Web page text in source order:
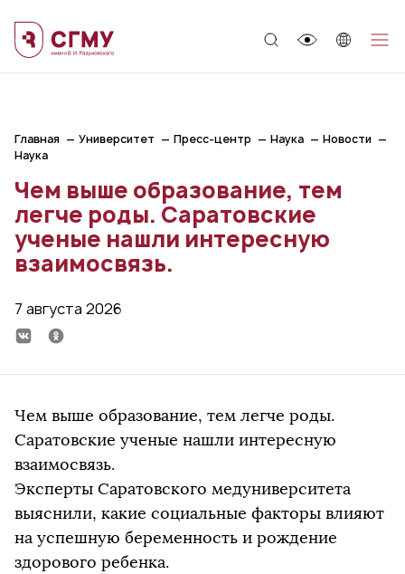
Главная Университет Пресс-центр Наука
Новости
Наука
Чем выше образование, тем
легче роды. Саратовские
ученые нашли интересную
взаимосвязь.
7 августа 2026
Чем выше образование, тем легче роды.
Саратовские ученые нашли интересную
взаимосвязь.
Эксперты Саратовского медуниверситета
выяснили, какие социальные факторы влияют
на успешную беременность и рождение
здорового ребенка.